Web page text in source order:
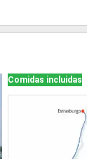
Comidas incluidas